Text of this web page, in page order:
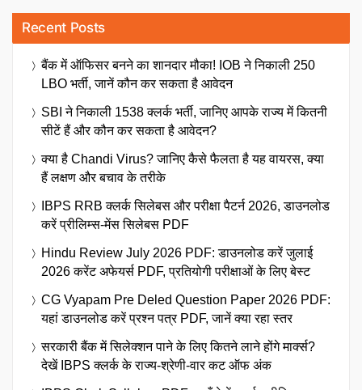
Recent Posts
बैंक में ऑफिसर बनने का शानदार मौका! IOB ने निकाली 250
LBO भर्ती, जानें कौन कर सकता है आवेदन
SBI ने निकाली 1538 क्लर्क भर्ती, जानिए आपके राज्य में कितनी
सीटें हैं और कौन कर सकता है आवेदन?
क्या है Chandi Virus? जानिए कैसे फैलता है यह वायरस, क्या
हैं लक्षण और बचाव के तरीके
IBPS RRB क्लर्क सिलेबस और परीक्षा पैटर्न 2026, डाउनलोड
करें प्रीलिम्स-मेंस सिलेबस PDF
Hindu Review July 2026 PDF: डाउनलोड करें जुलाई
2026 करेंट अफेयर्स PDF, प्रतियोगी परीक्षाओं के लिए बेस्ट
CG Vyapam Pre Deled Question Paper 2026 PDF:
यहां डाउनलोड करें प्रश्न पत्र PDF, जानें क्या रहा स्तर
सरकारी बैंक में सिलेक्शन पाने के लिए कितने लाने होंगे मार्क्स?
देखें IBPS क्लर्क के राज्य-श्रेणी-वार कट ऑफ अंक